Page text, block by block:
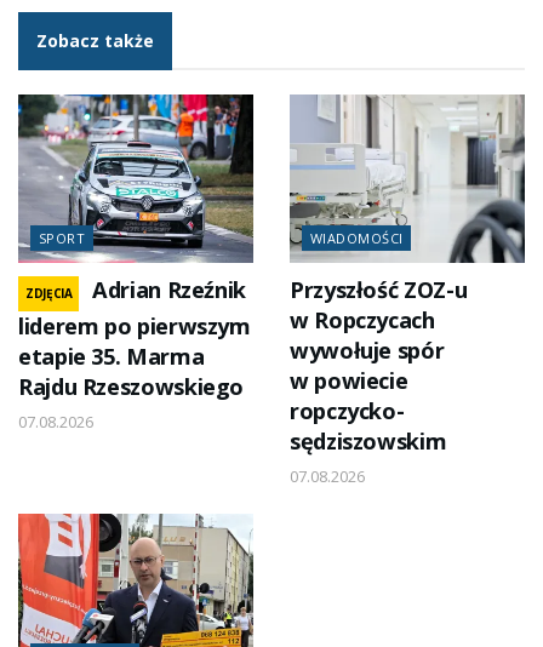
Zobacz także
SPORT
ZDJĘCIA
Adrian Rzeźnik
liderem po pierwszym
etapie 35. Marma
Rajdu Rzeszowskiego
07.08.2026
WIADOMOŚCI
Przyszłość ZOZ-u
w Ropczycach
wywołuje spór
w powiecie
ropczycko-
sędziszowskim
07.08.2026